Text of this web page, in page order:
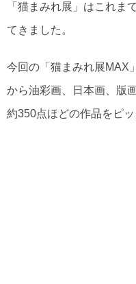
「猫まみれ展」はこれま
てきました。
今回の「猫まみれ展MAX
から油彩画、日本画、版
約350点ほどの作品をピッ